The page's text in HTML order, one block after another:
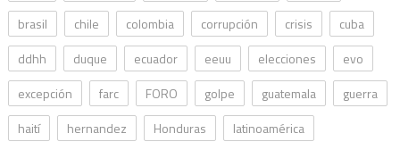
brasil
chile colombia corrupción crisis
cuba
ddhh
duque ecuador eeuu elecciones
evo
excepción
farc FORO golpe guatemala
guerra
haití
hernandez Honduras
latinoamérica